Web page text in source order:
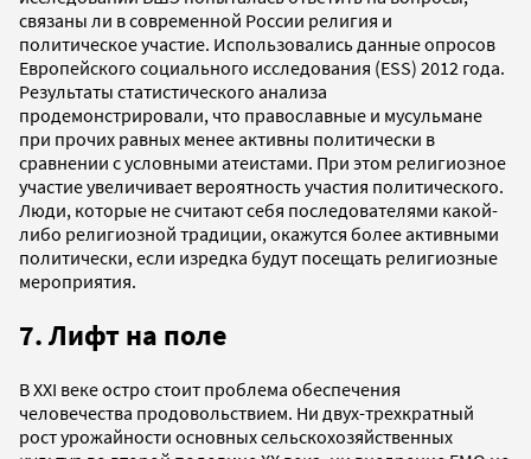
связаны ли в современной России религия и
политическое участие. Использовались данные опросов
Европейского социального исследования (ESS) 2012 года.
Результаты статистического анализа
продемонстрировали, что православные и мусульмане
при прочих равных менее активны политически в
сравнении с условными атеистами. При этом религиозное
участие увеличивает вероятность участия политического.
Люди, которые не считают себя последователями какой-
либо религиозной традиции, окажутся более активными
политически, если изредка будут посещать религиозные
мероприятия.
7. Лифт на поле
В XXI веке остро стоит проблема обеспечения
человечества продовольствием. Ни двух-трехкратный
рост урожайности основных сельскохозяйственных